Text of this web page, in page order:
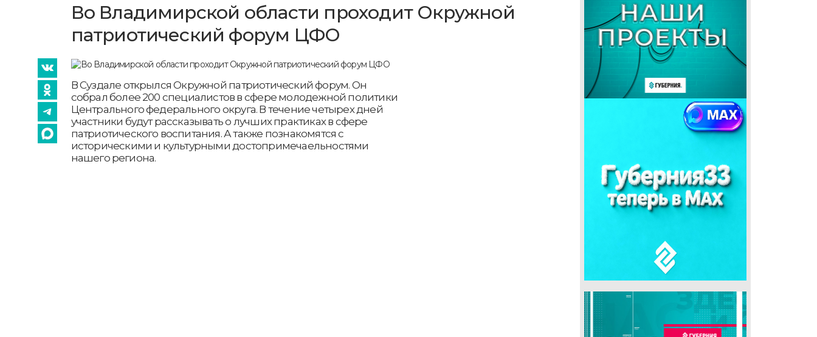
Во Владимирской области проходит Окружной
патриотический форум ЦФО
В Суздале открылся Окружной патриотический форум. Он
собрал более 200 специалистов в сфере молодежной политики
Центрального федерального округа. В течение четырех дней
участники будут рассказывать о лучших практиках в сфере
патриотического воспитания. А также познакомятся с
историческими и культурными достопримечаельностями
нашего региона.